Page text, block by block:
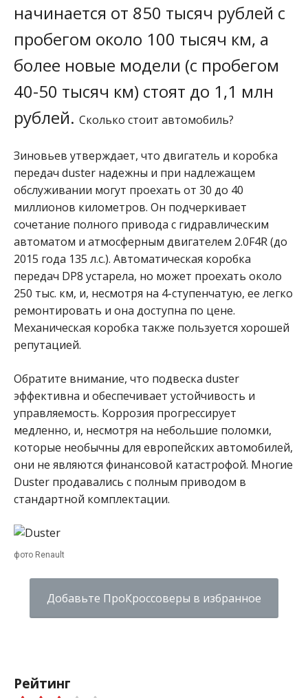
начинается от 850 тысяч рублей с
пробегом около 100 тысяч км, а
более новые модели (с пробегом
40-50 тысяч км) стоят до 1,1 млн
рублей. Сколько стоит автомобиль?
Зиновьев утверждает, что двигатель и коробка
передач duster надежны и при надлежащем
обслуживании могут проехать от 30 до 40
миллионов километров. Он подчеркивает
сочетание полного привода с гидравлическим
автоматом и атмосферным двигателем 2.0F4R (до
2015 года 135 л.с.). Автоматическая коробка
передач DP8 устарела, но может проехать около
250 тыс. км, и, несмотря на 4-ступенчатую, ее легко
ремонтировать и она доступна по цене.
Механическая коробка также пользуется хорошей
репутацией.
Обратите внимание, что подвеска duster
эффективна и обеспечивает устойчивость и
управляемость. Коррозия прогрессирует
медленно, и, несмотря на небольшие поломки,
которые необычны для европейских автомобилей,
они не являются финансовой катастрофой. Многие
Duster продавались с полным приводом в
стандартной комплектации.
фото Renault
Добавьте ПроКроссоверы в избранное
Рейтинг